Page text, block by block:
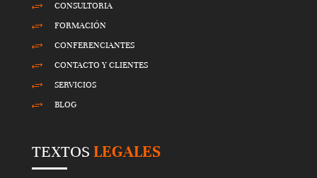
+ CONSULTORIA
+ FORMACIÓN
+ CONFERENCIANTES
+ CONTACTO Y CLIENTES
+ SERVICIOS
+ BLOG
TEXTOS LEGALES